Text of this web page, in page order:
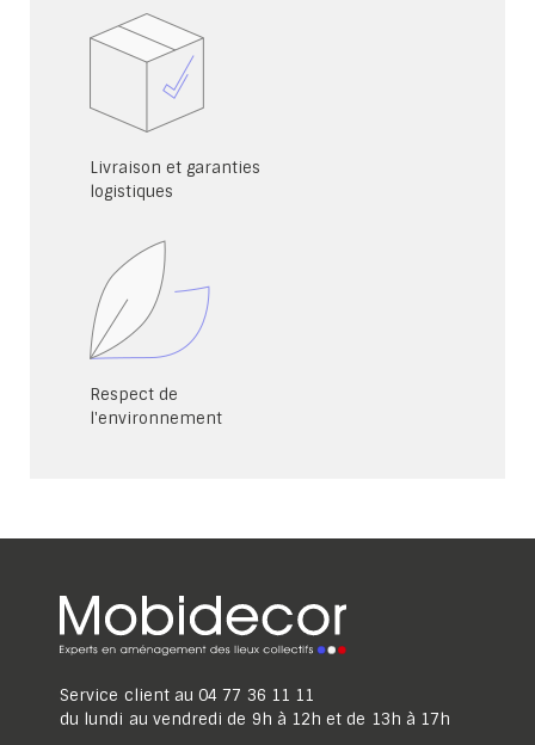
Livraison et garanties
logistiques
Respect de
l'environnement
Service client au 04 77 36 11 11
du lundi au vendredi de 9h à 12h et de 13h à 17h